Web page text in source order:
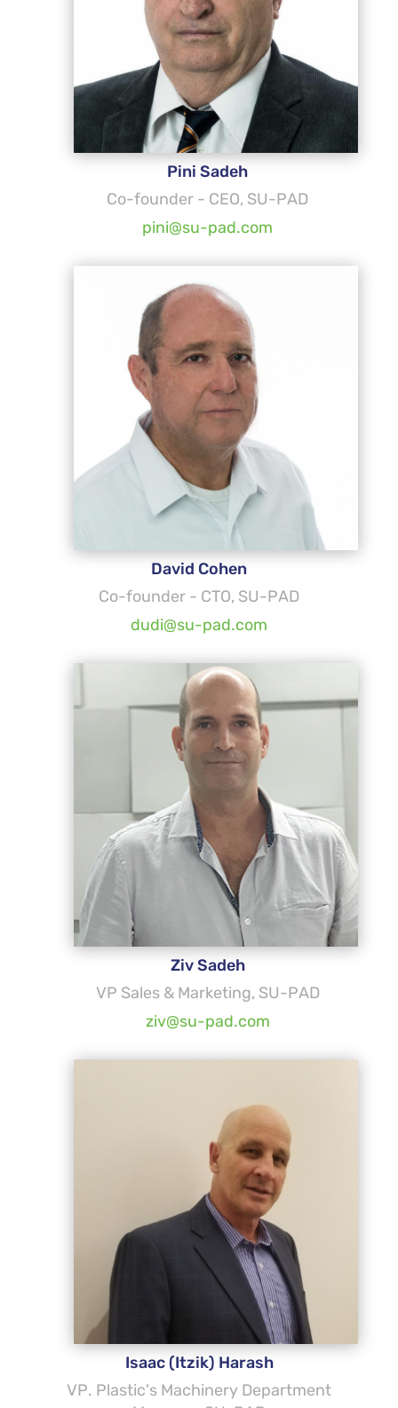
Pini Sadeh
Co-founder - CEO, SU-PAD
pini@su-pad.com
David Cohen
Co-founder - CTO, SU-PAD
dudi@su-pad.com
Ziv Sadeh
VP Sales & Marketing, SU-PAD
ziv@su-pad.com
Isaac (Itzik) Harash
VP. Plastic's Machinery Department